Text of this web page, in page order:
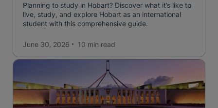
Planning to study in Hobart? Discover what it’s like to
live, study, and explore Hobart as an international
student with this comprehensive guide.
June 30, 2026 10 min read